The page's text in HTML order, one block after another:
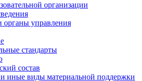
организации
органы управления
стандарты
состав
иные виды материальной поддержки